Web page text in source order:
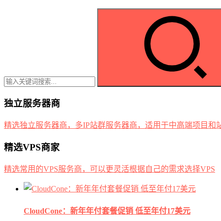
独立服务器商
精选独立服务器商，多IP站群服务器商，适用于中高端项目和
精选VPS商家
精选常用的VPS服务商，可以更灵活根据自己的需求选择VPS
CloudCone：新年年付套餐促销 低至年付17美元